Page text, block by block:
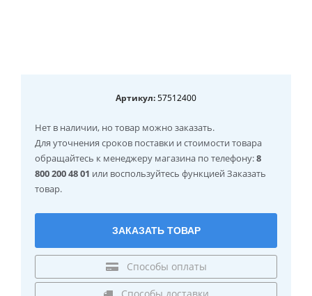
Артикул: 57512400
Нет в наличии, но товар можно заказать.
Для уточнения сроков поставки и стоимости товара
обращайтесь к менеджеру магазина по телефону:8
800 200 48 01 или воспользуйтесь функцией Заказать
товар.
ЗАКАЗАТЬ ТОВАР
Способы оплаты